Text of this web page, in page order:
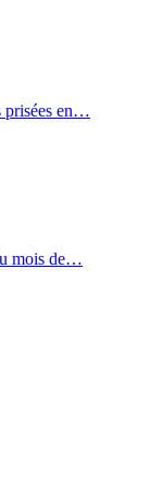
prisées en…
mois de…